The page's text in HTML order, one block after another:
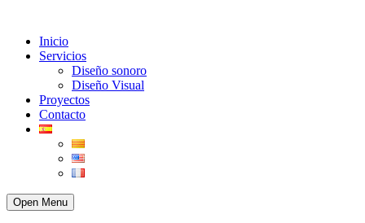
Inicio
Servicios
Diseño sonoro
Diseño Visual
Proyectos
Contacto
Open Menu